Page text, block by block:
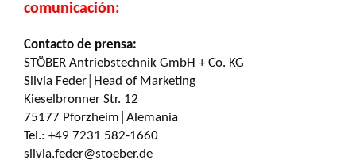
comunicación:
Contacto de prensa:
STÖBER Antriebstechnik GmbH + Co. KG
Silvia Feder│Head of Marketing
Kieselbronner Str. 12
75177 Pforzheim│Alemania
Tel.: +49 7231 582-1660
silvia.feder@stoeber.de